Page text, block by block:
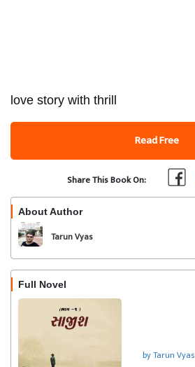
love story with thrill
Read Free
Share This Book On:
About Author
Tarun Vyas
Full Novel
by Tarun Vyas